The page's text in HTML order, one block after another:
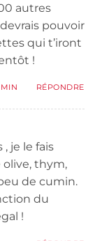
autres
pouvoir
qui t’iront
!
RÉPONDRE
je le fais
olive, thym,
de cumin.
du
!